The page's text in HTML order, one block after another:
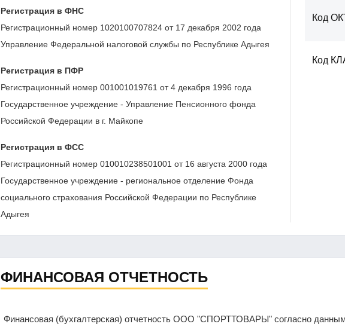
Регистрация в ФНС
Регистрационный номер 1020100707824 от 17 декабря 2002 года
Управление Федеральной налоговой службы по Республике Адыгея
Регистрация в ПФР
Регистрационный номер 001001019761 от 4 декабря 1996 года
Государственное учреждение - Управление Пенсионного фонда
Российской Федерации в г. Майкопе
Регистрация в ФСС
Регистрационный номер 010010238501001 от 16 августа 2000 года
Государственное учреждение - региональное отделение Фонда
социального страхования Российской Федерации по Республике
Адыгея
Код
Код
ФИНАНСОВАЯ ОТЧЕТНОСТЬ
Финансовая (бухгалтерская) отчетность ООО "СПОРТТОВАРЫ" согласно